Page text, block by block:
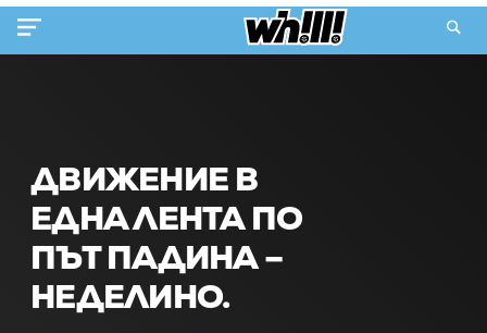
ДВИЖЕНИЕ В
ЕДНА ЛЕНТА ПО
ПЪТ ПАДИНА –
НЕДЕЛИНО.